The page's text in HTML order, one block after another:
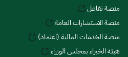
منصة تفاعل
منصة الاستشارات العامة
منصة الخدمات المالية (اعتماد)
هيئة الخبراء بمجلس الوزراء